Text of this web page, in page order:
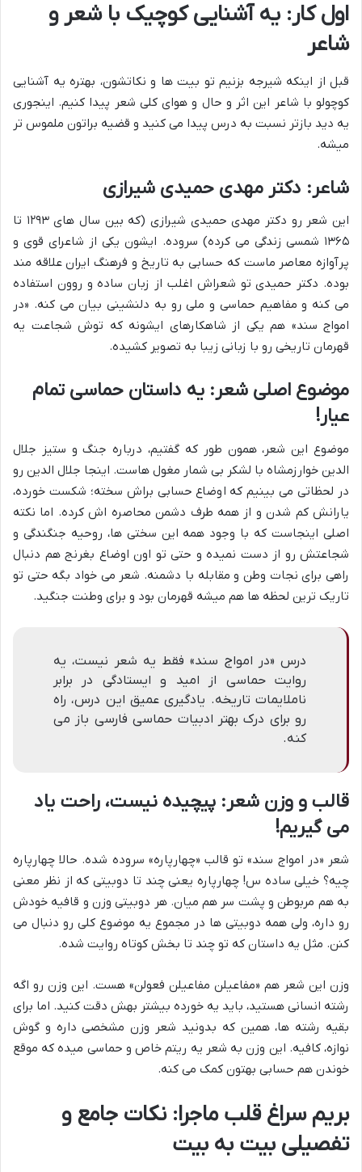
اول کار: یه آشنایی کوچیک با شعر و
شاعر
قبل از اینکه شیرجه بزنیم تو بیت ها و نکاتشون، بهتره یه آشنایی
کوچولو با شاعر این اثر و حال و هوای کلی شعر پیدا کنیم. اینجوری
یه دید بازتر نسبت به درس پیدا می کنید و قضیه براتون ملموس تر
میشه.
شاعر: دکتر مهدی حمیدی شیرازی
این شعر رو دکتر مهدی حمیدی شیرازی (که بین سال های ۱۲۹۳ تا
۱۳۶۵ شمسی زندگی می کرده) سروده. ایشون یکی از شاعرای قوی و
پرآوازه معاصر ماست که حسابی به تاریخ و فرهنگ ایران علاقه مند
بوده. دکتر حمیدی تو شعراش اغلب از زبان ساده و روون استفاده
می کنه و مفاهیم حماسی و ملی رو به دلنشینی بیان می کنه. «در
امواج سند» هم یکی از شاهکارهای ایشونه که توش شجاعت یه
قهرمان تاریخی رو با زبانی زیبا به تصویر کشیده.
موضوع اصلی شعر: یه داستان حماسی تمام
عیار!
موضوع این شعر، همون طور که گفتیم، درباره جنگ و ستیز جلال
الدین خوارزمشاه با لشکر بی شمار مغول هاست. اینجا جلال الدین رو
در لحظاتی می بینیم که اوضاع حسابی براش سخته؛ شکست خورده،
یارانش کم شدن و از همه طرف دشمن محاصره اش کرده. اما نکته
اصلی اینجاست که با وجود همه این سختی ها، روحیه جنگندگی و
شجاعتش رو از دست نمیده و حتی تو اون اوضاع بغرنج هم دنبال
راهی برای نجات وطن و مقابله با دشمنه. شعر می خواد بگه حتی تو
تاریک ترین لحظه ها هم میشه قهرمان بود و برای وطنت جنگید.
درس «در امواج سند» فقط یه شعر نیست، یه
روایت حماسی از امید و ایستادگی در برابر
ناملایمات تاریخه. یادگیری عمیق این درس، راه
رو برای درک بهتر ادبیات حماسی فارسی باز می
کنه.
قالب و وزن شعر: پیچیده نیست، راحت یاد
می گیریم!
شعر «در امواج سند» تو قالب «چهارپاره» سروده شده. حالا چهارپاره
چیه؟ خیلی ساده س! چهارپاره یعنی چند تا دوبیتی که از نظر معنی
به هم مربوطن و پشت سر هم میان. هر دوبیتی وزن و قافیه خودش
رو داره، ولی همه دوبیتی ها در مجموع یه موضوع کلی رو دنبال می
کنن. مثل یه داستان که تو چند تا بخش کوتاه روایت شده.
وزن این شعر هم «مفاعیلن مفاعیلن فعولن» هست. این وزن رو اگه
رشته انسانی هستید، باید یه خورده بیشتر بهش دقت کنید. اما برای
بقیه رشته ها، همین که بدونید شعر وزن مشخصی داره و گوش
نوازه، کافیه. این وزن به شعر یه ریتم خاص و حماسی میده که موقع
خوندن هم حسابی بهتون کمک می کنه.
بریم سراغ قلب ماجرا: نکات جامع و
تفصیلی بیت به بیت